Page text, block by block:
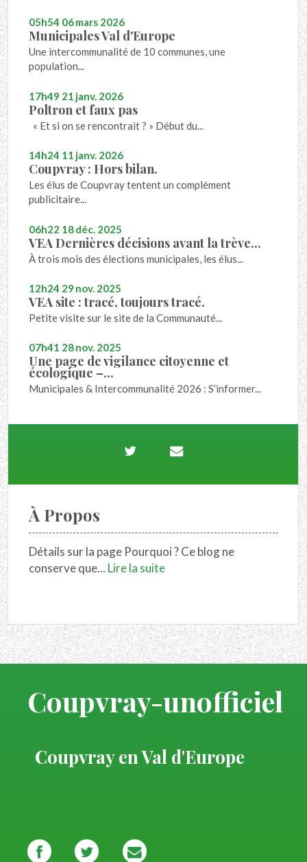
05h54 06mars 2026
Municipales Val d'Europe
Une intercommunalité de 10 communes, une
population...
17h49 21 janv. 2026
Poltron et faux pas
« Et si on se rencontrait ? » Début du...
14h24 11 janv. 2026
Coupvray : Hors bilan.
Les élus de Coupvray tentent un complément
publicitaire...
06h22 18déc. 2025
VEA Dernières décisions avant la trève...
À trois mois des élections municipales, les élus...
12h24 29 nov. 2025
VEA site : tracé, toujours tracé.
Petite visite sur le site de la Communauté...
07h41 28nov. 2025
Une page de vigilance citoyenne et
écologique –...
Municipales & Intercommunalité 2026 : S’informer...
À Propos
Détails sur la page Pourquoi ? Ce blog ne
conserve que... Lire la suite
Coupvray-unofficiel
Coupvray en Val d'Europe